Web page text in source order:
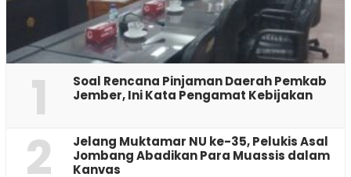
1
‎Soal Rencana Pinjaman Daerah Pemkab
Jember, Ini Kata Pengamat Kebijakan ‎
2
Jelang Muktamar NU ke-35, Pelukis Asal
Jombang Abadikan Para Muassis dalam
Kanvas